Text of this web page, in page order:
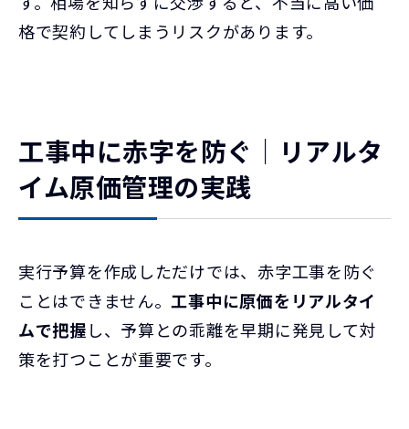
格で契約してしまうリスクがあります。
工事中に赤字を防ぐ｜リアルタ
イム原価管理の実践
実行予算を作成しただけでは、赤字工事を防ぐ
ことはできません。工事中に原価をリアルタイ
ムで把握し、予算との乖離を早期に発見して対
策を打つことが重要です。